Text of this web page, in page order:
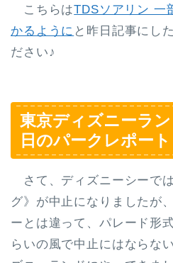
こちらはTDSソアリン 一
かるように と昨日記事にし
ださい♪
東京ディズニーラ
日のパークレポート
さて、ディズニーシーで
グ》が中止になりましたが
ーとは違って、パレード形
らいの風で中止にはならな